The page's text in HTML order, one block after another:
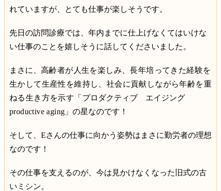
れていますが、とても仕事が楽しそうです。
先日の訪問診療では、年内までに仕上げなくてはいけな
い仕事のことを嬉しそうに話してくださいました。
まさに、 高齢者が人生を楽しみ、長年培ってきた経験を
生かして生産性を維持し、社会に貢献しながら年齢を重
ねる生き方を示す「 プロダクティブ エイジング
productive aging 」の星なのです！
そして、 Eさんの仕事に向かう姿勢はまさに勤労者の理想
なのです！
その仕事を支えるのが、今は見かけなくなった旧式の古
いミシン。